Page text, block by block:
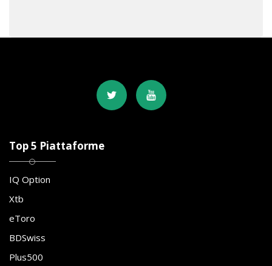
Top 5 Piattaforme
IQ Option
Xtb
eToro
BDSwiss
Plus500